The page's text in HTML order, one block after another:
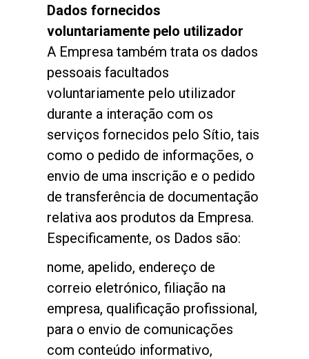
Dados fornecidos
voluntariamente pelo utilizador
A Empresa também trata os dados
pessoais facultados
voluntariamente pelo utilizador
durante a interação com os
serviços fornecidos pelo Sítio, tais
como o pedido de informações, o
envio de uma inscrição e o pedido
de transferência de documentação
relativa aos produtos da Empresa.
Especificamente, os Dados são:
nome, apelido, endereço de
correio eletrónico, filiação na
empresa, qualificação profissional,
para o envio de comunicações
com conteúdo informativo,